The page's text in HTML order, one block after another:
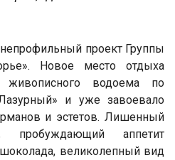
проект Группы
Новое место отдыха
живописного водоема по
и уже завоевало
и эстетов. Лишенный
пробуждающий аппетит
великолепный вид